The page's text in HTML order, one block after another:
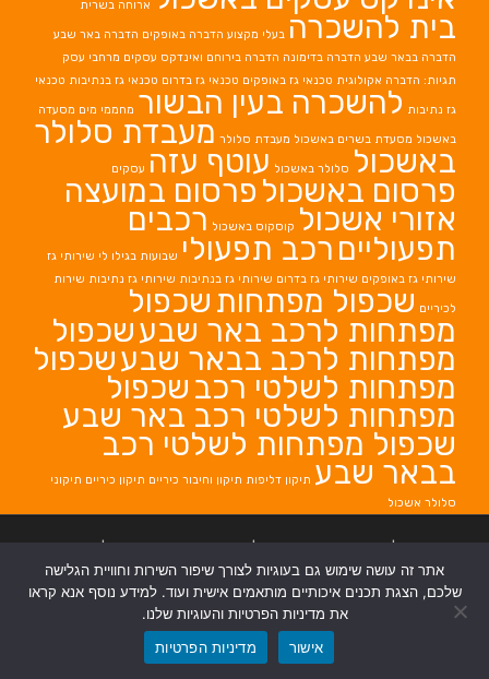
אתר זה עושה שימוש גם בעוגיות לצורך שיפור השירות וחוויית הגלישה
שלכם, הצגת תכנים איכותיים מותאמים אישית ועוד. למידע נוסף אנא קראו
את מדיניות הפרטיות והעוגיות שלנו.
אישור
מדיניות הפרטיות
ארוחה בשרית
בית להשכרה בעלי מקצוע הדברה באופקים הדברה באר שבע
הדברה בבאר שבע הדברה בדימונה הדברה בירוחם ואינדקס עסקים מרחבי עסק
תגיות: הדברה אקולוגית טכנאי גז באופקים טכנאי גז בדרום טכנאי גז בנתיבות טכנאי
גז נתיבות להשכרה בעין הבשור מחממי מים מסעדה
באשכול מסעדת בשרים באשכול מעבדת סלולר מעבדת סלולר
באשכול סלולר באשכול עוטף עזה עסקים
פרסום באשכול פרסום במועצה
אזורי אשכול קוסקוס באשכול רכבים
תפעוליים רכב תפעולי שבועות בגילו לי שירותי גז
שירותי גז באופקים שירותי גז בדרום שירותי גז בנתיבות שירותי גז נתיבות שירות
לכיריים שכפול מפתחות שכפול
מפתחות לרכב באר שבעשכפול
מפתחות לרכב בבאר שבעשכפול
מפתחות לשלטי רכב שכפול
מפתחות לשלטי רכב באר שבע
שכפול מפתחות לשלטי רכב
בבאר שבע תיקון דליפות תיקון וחיבור כיריים תיקון כיריים תיקוני
סלולר אשכול
בבאר שבע |